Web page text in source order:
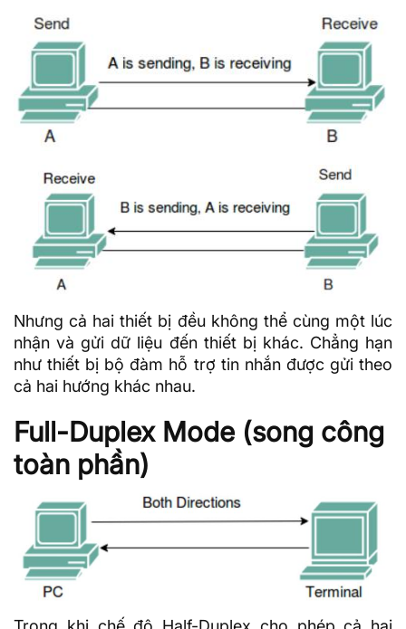
Nhưng cả hai thiết bị đều không thể cùng một lúc
nhận và gửi dữ liệu đến thiết bị khác. Chẳng hạn
như thiết bị bộ đàm hỗ trợ tin nhắn được gửi theo
cả hai hướng khác nhau.
Full-Duplex Mode (song công
toàn phần)